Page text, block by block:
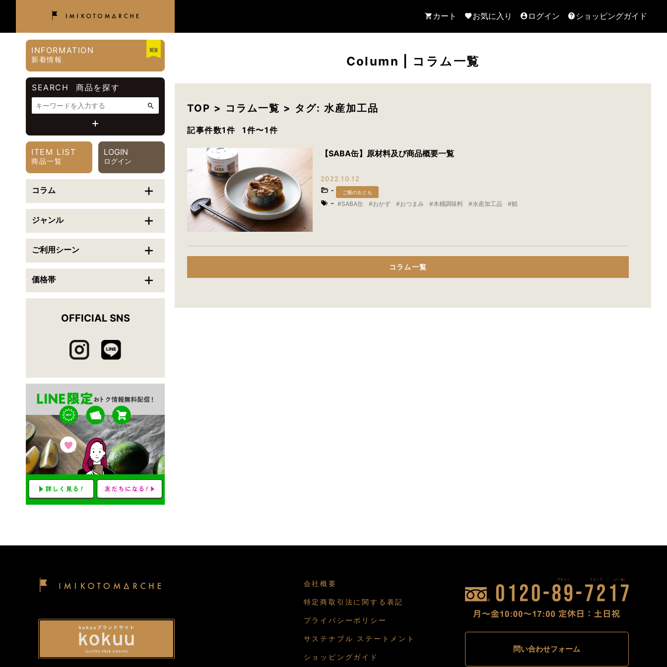
カート お気に入り ログイン ショッピングガイド
INFORMATION
新着情報
SEARCH 商品を探す
カテゴリで絞り込む
ご利用シーンで絞り込む
送料無料 翌日配送可能
ITEM LIST
商品一覧
LOGIN
ログイン
コラム
ジャンル
ご利用シーン
価格帯
OFFICIAL SNS
Column コラム一覧
TOP > コラム一覧 > タグ: 水産加工品
記事件数1件 1件〜1件
【SABA缶】原材料及び商品概要一覧
2022.10.12
- ご飯のおとも
- SABA缶 おかず おつまみ 木桶調味料 水産加工品 鯖
コラム一覧
会社概要
特定商取引法に関する表記
プライバシーポリシー
サステナブル ステートメント
ショッピングガイド
問い合わせフォーム